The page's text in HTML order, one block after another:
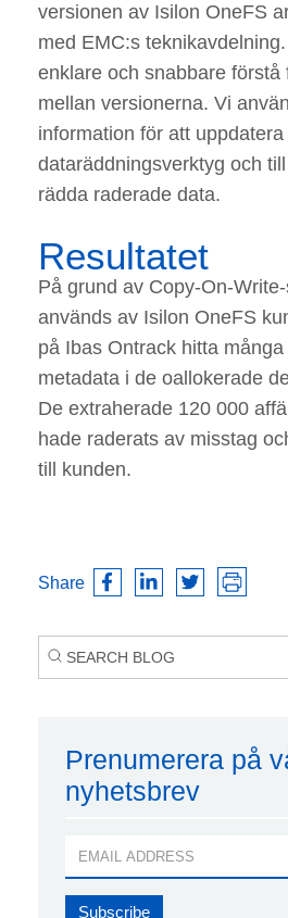
versionen av Isilon OneFS
med EMC:s
enklare och snabbare förstå
mellan versionerna. Vi
information för att
dataräddningsverktyg och
rädda raderade data.
Resultatet
På grund av Copy-On-
används av Isilon OneFS
på Ibas Ontrack hitta
metadata i de oallokerade
De extraherade 120 000
hade raderats av misstag
till kunden.
Share
Prenumerera på
nyhetsbrev